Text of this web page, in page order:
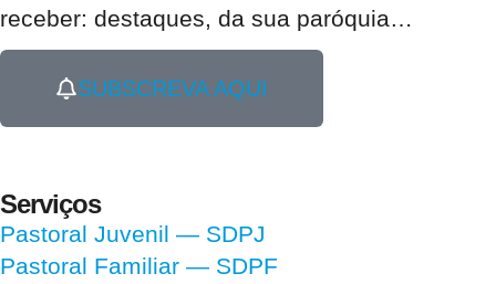
receber: destaques, da sua paróquia…
SUBSCREVA AQUI
Serviços
Pastoral Juvenil — SDPJ
Pastoral Familiar — SDPF